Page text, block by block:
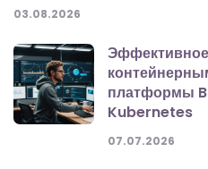
03.08.2026
платформы
Kubernetes
07.07.2026